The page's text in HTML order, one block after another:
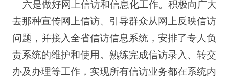
六是做好网上信访和信息化工作。积极向广大
去那种宣传网上信访、引导群众从网上反映信访
问题，并接入全省信访信息系统，安排了专人负
责系统的维护和使用。熟练完成信访录入、转交
办及办理等工作，实现所有信访业务都在系统内